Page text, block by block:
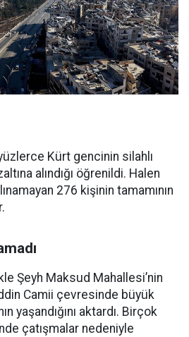
Kürt gencinin silahlı
alındığı öğrenildi. Halen
276 kişinin tamamının
Şeyh Maksud Mahallesi’nin
Camii çevresinde büyük
yaşandığını aktardı. Birçok
çatışmalar nedeniyle